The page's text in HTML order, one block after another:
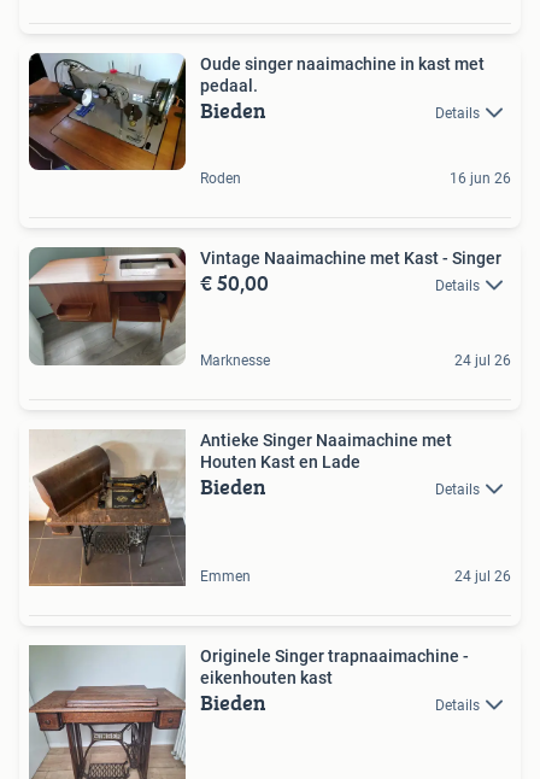
Oude singer naaimachine in kast met
pedaal.
Bieden Details
Roden 16 jun 26
Vintage Naaimachine met Kast - Singer
€ 50,00 Details
Marknesse 24 jul 26
Antieke Singer Naaimachine met
Houten Kast en Lade
Bieden Details
Emmen 24 jul 26
Originele Singer trapnaaimachine -
eikenhouten kast
Bieden Details